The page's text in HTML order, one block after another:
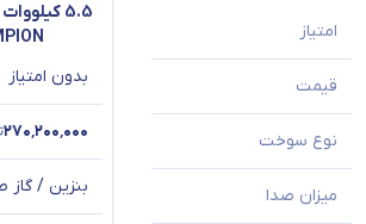
امتیاز
قیمت
نوع سوخت
میزان صدا
بدون امتیاز
۲۷۰٬۲۰۰٬۰۰۰
بنزین / گاز